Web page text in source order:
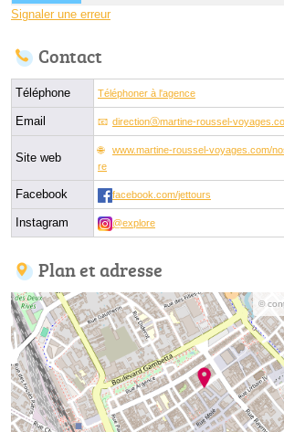
Signaler une erreur
Contact
Téléphone Téléphoner à l'agence
Email directionⓐmartine-roussel-
Site web
www.martine-roussel-voyages.com/
re
Facebook facebook.com/jettours
Instagram @explore
Plan et adresse
©